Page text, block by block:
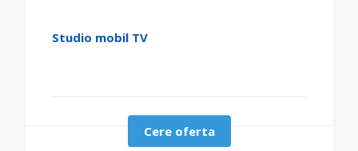
Studio mobil TV
Cere oferta